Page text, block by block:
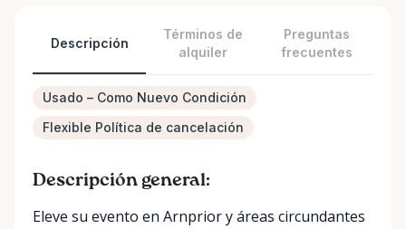
Descripción
Términos de
alquiler
Preguntas
frecuentes
Usado – Como Nuevo Condición
Flexible Política de cancelación
Descripción general:
Eleve su evento en Arnprior y áreas circundantes